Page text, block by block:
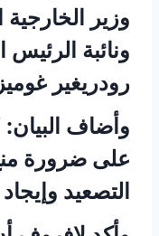
وزير
ونائبة
رودريغير
وأضاف
على ضرورة
التصعيد